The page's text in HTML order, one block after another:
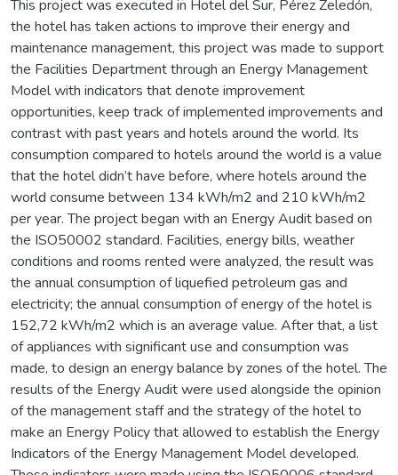
This project was executed in Hotel del Sur, Pérez Zeledón,
the hotel has taken actions to improve their energy and
maintenance management, this project was made to support
the Facilities Department through an Energy Management
Model with indicators that denote improvement
opportunities, keep track of implemented improvements and
contrast with past years and hotels around the world. Its
consumption compared to hotels around the world is a value
that the hotel didn’t have before, where hotels around the
world consume between 134 kWh/m2 and 210 kWh/m2
per year. The project began with an Energy Audit based on
the ISO50002 standard. Facilities, energy bills, weather
conditions and rooms rented were analyzed, the result was
the annual consumption of liquefied petroleum gas and
electricity; the annual consumption of energy of the hotel is
152,72 kWh/m2 which is an average value. After that, a list
of appliances with significant use and consumption was
made, to design an energy balance by zones of the hotel. The
results of the Energy Audit were used alongside the opinion
of the management staff and the strategy of the hotel to
make an Energy Policy that allowed to establish the Energy
Indicators of the Energy Management Model developed.